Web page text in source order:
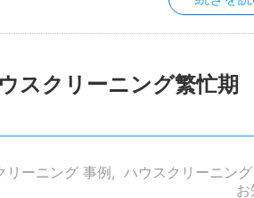
スクリーニング繁忙
リーニング 事例
ハウスクリーニン
お